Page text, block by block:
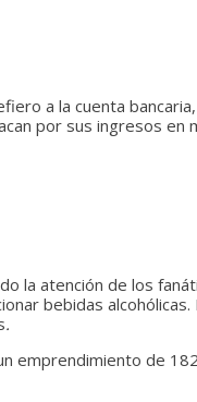
a la cuenta
por sus ingresos en
la atención de los
bebidas
.
emprendimiento de